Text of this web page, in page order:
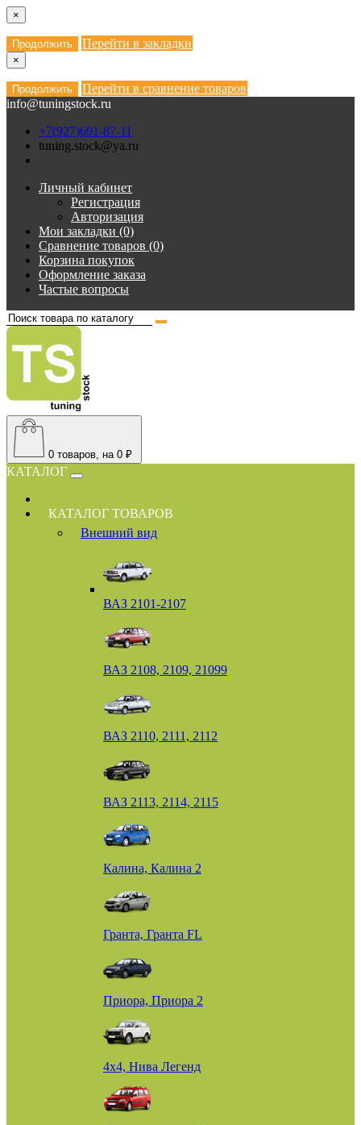
×
Продолжить Перейти в закладки
×
Продолжить
Перейти в сравнение товаров
info@tuningstock.ru
+7(927)691-87-11
tuning.stock@ya.ru
Личный кабинет
Регистрация
Авторизация
Мои закладки (0)
Сравнение товаров (0)
Корзина покупок
Оформление заказа
Частые вопросы
0 товаров, на 0 ₽
КАТАЛОГ
КАТАЛОГ ТОВАРОВ
Внешний вид
ВАЗ 2101-2107
ВАЗ 2108, 2109, 21099
ВАЗ 2110, 2111, 2112
ВАЗ 2113, 2114, 2115
Калина, Калина 2
Гранта, Гранта FL
Приора, Приора 2
4х4, Нива Легенд